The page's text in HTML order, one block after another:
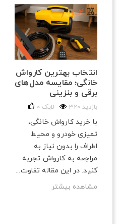
انتخاب بهترین کارواش
خانگی؛ مقایسه مدل‌های
برقی و بنزینی
320 بازدید 0 لایک
با خرید کارواش خانگی،
تمیزی خودرو و محیط
اطراف را بدون نیاز به
مراجعه به کارواش تجربه
کنید. در این مقاله تفاوت...
مشاهده بیشتر